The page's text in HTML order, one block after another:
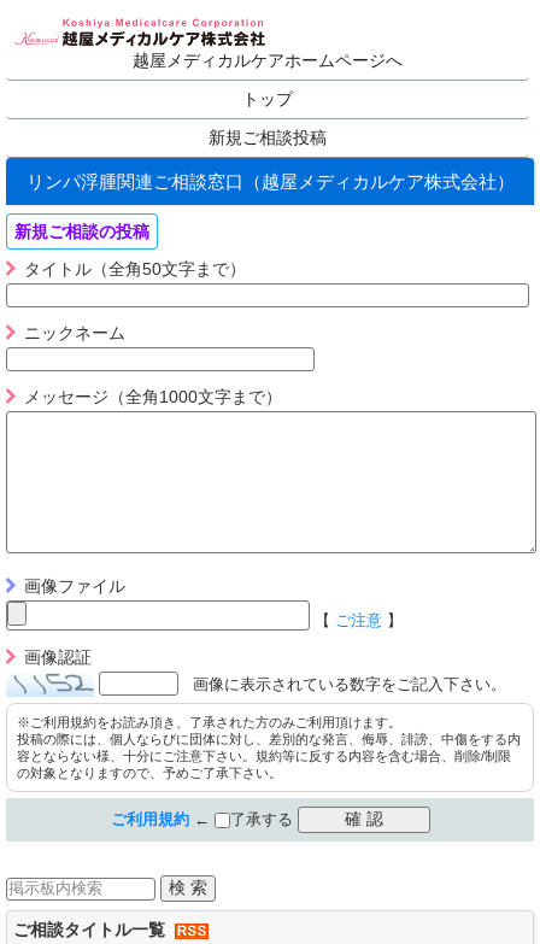
越屋メディカルケアホームページへ
トップ
新規ご相談投稿
リンパ浮腫関連ご相談窓口（越屋メディカルケア株式会社）
新規ご相談の投稿
タイトル（全角50文字まで）
ニックネーム
メッセージ（全角1000文字まで）
画像ファイル
【 ご注意 】
画像認証
画像に表示されている数字をご記入下さい。
※ご利用規約をお読み頂き、了承された方のみご利用頂けます。
投稿の際には、個人ならびに団体に対し、差別的な発言、侮辱、誹謗、中傷をする内
容とならない様、十分にご注意下さい。規約等に反する内容を含む場合、削除/制限
の対象となりますので、予めご了承下さい。
ご利用規約← 了承する
ご相談タイトル一覧